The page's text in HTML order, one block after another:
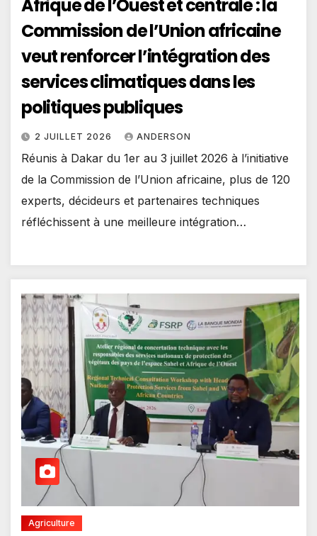
Afrique de l’Ouest et centrale : la
Commission de l’Union africaine
veut renforcer l’intégration des
services climatiques dans les
politiques publiques
2 JUILLET 2026 ANDERSON
Réunis à Dakar du 1er au 3 juillet 2026 à l’initiative
de la Commission de l’Union africaine, plus de 120
experts, décideurs et partenaires techniques
réfléchissent à une meilleure intégration…
Agriculture